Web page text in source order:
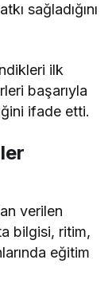
sağladığını
ilk
başarıyla
ifade etti.
verilen
bilgisi, ritim,
eğitim